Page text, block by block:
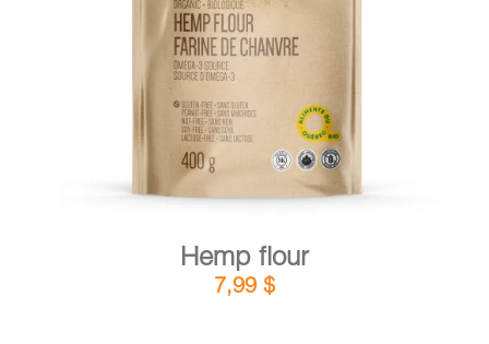
ADD TO CART
Hemp flour
7,99 $